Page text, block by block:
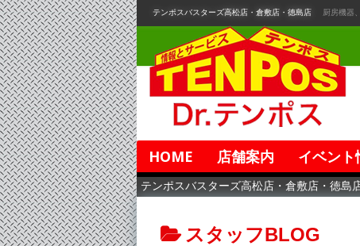
コ
ン
テ
ン
ツ
へ
移
動
テンポスバスターズ高松店・倉敷店・徳島店 厨房機器
HOME 店舗案内 イベント
テンポスバスターズ高松店・倉敷店・徳島
スタッフBLOG